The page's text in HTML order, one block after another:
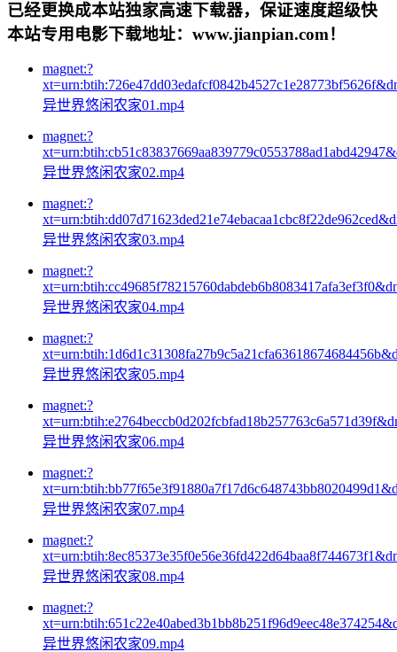
已经更换成本站独家高速下载器，保证速度超级快
本站专用电影下载地址：www.jianpian.com！
magnet:?
异世界悠闲农家01.mp4
magnet:?
异世界悠闲农家02.mp4
magnet:?
异世界悠闲农家03.mp4
magnet:?
异世界悠闲农家04.mp4
magnet:?
异世界悠闲农家05.mp4
magnet:?
异世界悠闲农家06.mp4
magnet:?
异世界悠闲农家07.mp4
magnet:?
异世界悠闲农家08.mp4
magnet:?
异世界悠闲农家09.mp4